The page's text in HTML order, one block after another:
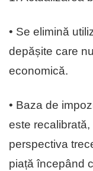
• Se elimină
depășite care
economică.
• Baza de
este
perspectiva
piață începând